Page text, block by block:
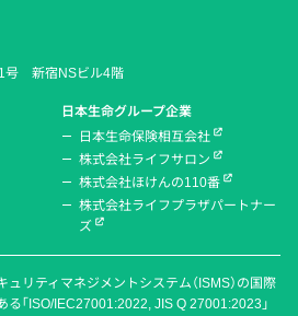
号 新宿NSビル4階
日本生命グループ企業
日本生命保険相互会社
株式会社ライフサロン
株式会社ほけんの110番
株式会社ライフプラザパートナー
ズ
ュリティマネジメントシステム（ISMS）の国際
る「ISO/IEC27001:2022, JIS Q 27001:2023」